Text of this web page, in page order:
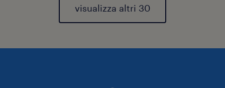
visualizza altri 30